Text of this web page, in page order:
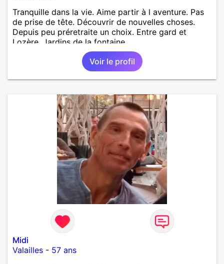
Tranquille dans la vie. Aime partir à l aventure. Pas
de prise de tête. Découvrir de nouvelles choses.
Depuis peu préretraite un choix. Entre gard et
Lozère. Jardins de la fontaine
Voir le profil
Midi
Valailles - 57 ans